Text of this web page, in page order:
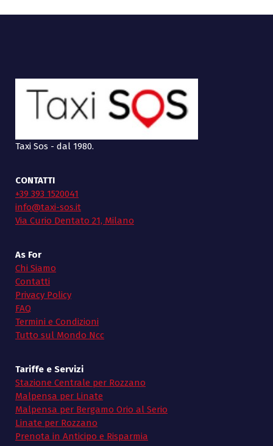
Taxi Sos - dal 1980.
CONTATTI
+39 393 1520041
info@taxi-sos.it
Via Curio Dentato 21, Milano
As For
Chi Siamo
Contatti
Privacy Policy
FAQ
Termini e Condizioni
Tutto sul Mondo Ncc
Tariffe e Servizi
Stazione Centrale per Rozzano
Malpensa per Linate
Malpensa per Bergamo Orio al Serio
Linate per Rozzano
Prenota in Anticipo e Risparmia